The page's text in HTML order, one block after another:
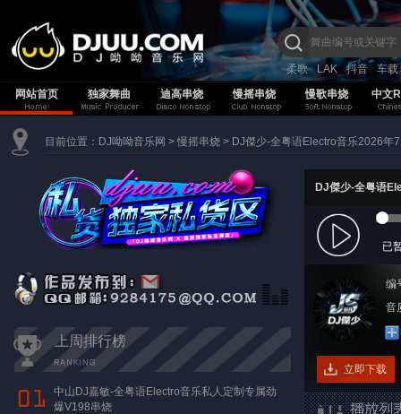
柔歌 LAK 抖音
车载
网站首页
独家舞曲 迪高串烧 慢摇串烧 慢歌串烧 中文
目前位置： DJ呦呦音乐网 > 慢摇串烧 > DJ傑少-全粤语Electro音乐2026年
上周排行榜
中山DJ嘉敏-全粤语Electro音乐私人定制专属劲
爆V198串烧
DJ傑少-全粤语
已
编
音
立即下载